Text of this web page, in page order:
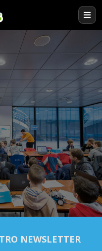
NEWSLETTER